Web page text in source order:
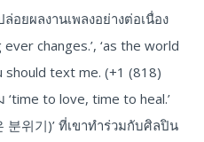
อยผลงานเพลงอย่างต่อเนื่อง
ever changes.’, ‘as the world
should text me. (+1 (818)
to love, time to heal.’
분위기)’ ที่เขาทำร่วมกับศิลปิน